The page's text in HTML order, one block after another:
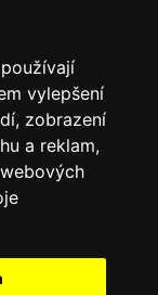
vylepšení
zobrazení
a reklam,